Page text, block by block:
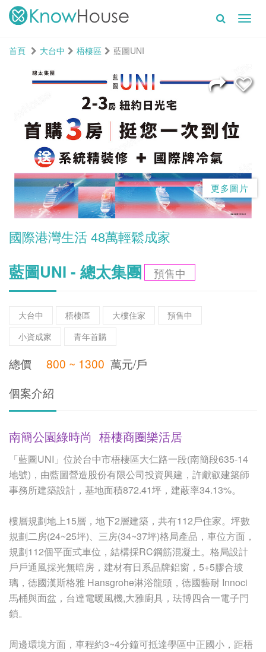
首頁
大台中 梧棲區 藍圖UNI
更多圖片
國際港灣生活 48萬輕鬆成家
藍圖UNI - 總太集團 預售中
大台中 梧棲區 大樓住家
預售中
小資成家
青年首購
總價 800 ~ 1300 萬元/戶
個案介紹
南簡公園綠時尚 梧棲商圈樂活居
「藍圖UNI」位於台中市梧棲區大仁路一段(南簡段635-14
地號)，由藍圖營造股份有限公司投資興建，許獻叡建築師
事務所建築設計，基地面積872.41坪，建蔽率34.13%。
樓層規劃地上15層，地下2層建築，共有112戶住家。坪數
規劃二房(24~25坪)、三房(34~37坪)格局產品，車位方面，
規劃112個平面式車位，結構採RC鋼筋混凝土。格局設計
戶戶通風採光無暗房，建材有日系品牌鋁窗，5+5膠合玻
璃，德國漢斯格雅 Hansgrohe淋浴龍頭，德國藝耐 Innoci
馬桶與面盆，台達電暖風機,大雅廚具，珐博四合一電子門
鎖。
周邊環境方面，車程約3~4分鐘可抵達學區中正國小，距梧